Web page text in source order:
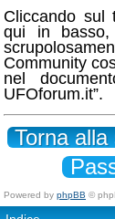
Cliccando sul
qui in basso,
Community
nel
UFOforum.it”.
Torna
Powered by phpBB ©